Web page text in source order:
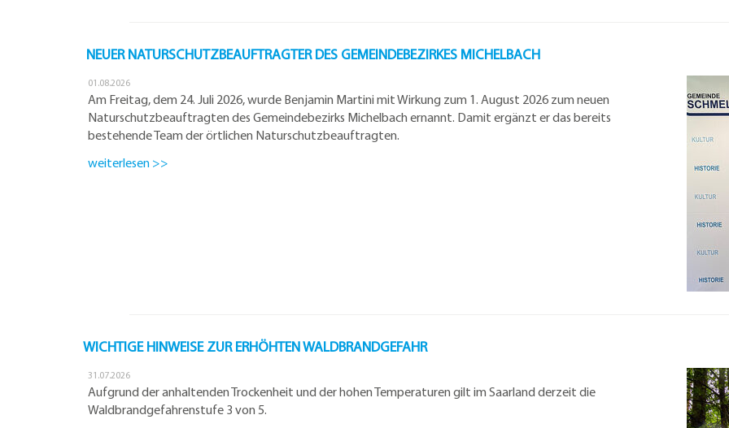
NEUER NATURSCHUTZBEAUFTRAGTER DES GEMEINDEBEZIRKES MICHELBACH
01.08.2026
Am Freitag, dem 24. Juli 2026, wurde Benjamin Martini mit Wirkung zum 1. August 2026 zum neuen
Naturschutzbeauftragten des Gemeindebezirks Michelbach ernannt. Damit ergänzt er das bereits
bestehende Team der örtlichen Naturschutzbeauftragten.
weiterlesen >>
WICHTIGE HINWEISE ZUR ERHÖHTEN WALDBRANDGEFAHR
31.07.2026
Aufgrund der anhaltenden Trockenheit und der hohen Temperaturen gilt im Saarland derzeit die
Waldbrandgefahrenstufe 3 von 5.